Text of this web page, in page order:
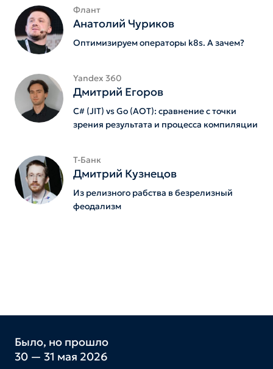
Флант
Анатолий Чуриков
Оптимизируем операторы k8s. А зачем?
Yandex 360
Дмитрий Егоров
C# (JIT) vs Go (AOT): сравнение с точки
зрения результата и процесса компиляции
Т-Банк
Дмитрий Кузнецов
Из релизного рабства в безрелизный
феодализм
Было, но прошло
30 — 31 мая 2026